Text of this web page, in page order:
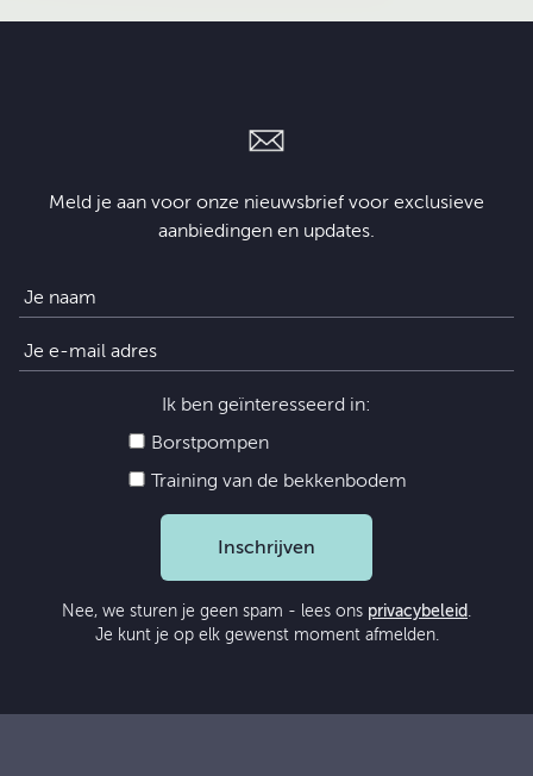
Meld je aan voor onze nieuwsbrief voor exclusieve
aanbiedingen en updates.
Ik ben geïnteresseerd in:
Borstpompen
Training van de bekkenbodem
Inschrijven
Nee, we sturen je geen spam - lees ons privacybeleid .
Je kunt je op elk gewenst moment afmelden.